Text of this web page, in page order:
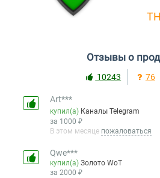
Отзывы о
10243 76
Art***
купил(а) Каналы Telegram
за 1000 ₽
В этом месяце пожаловаться
Qwe***
купил(а)Золото WoT
за 2000 ₽